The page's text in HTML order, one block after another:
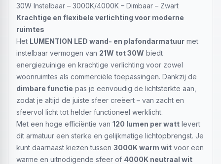
30W Instelbaar – 3000K/4000K – Dimbaar – Zwart
Krachtige en flexibele verlichting voor moderne
ruimtes
Het LUMENTION LED wand- en plafondarmatuur met
instelbaar vermogen van 21W tot 30W biedt
energiezuinige en krachtige verlichting voor zowel
woonruimtes als commerciële toepassingen. Dankzij de
dimbare functie pas je eenvoudig de lichtsterkte aan,
zodat je altijd de juiste sfeer creëert – van zacht en
sfeervol licht tot helder functioneel werklicht.
Met een hoge efficiëntie van 120 lumen per watt levert
dit armatuur een sterke en gelijkmatige lichtopbrengst. Je
kunt daarnaast kiezen tussen 3000K warm wit voor een
warme en uitnodigende sfeer of 4000K neutraal wit